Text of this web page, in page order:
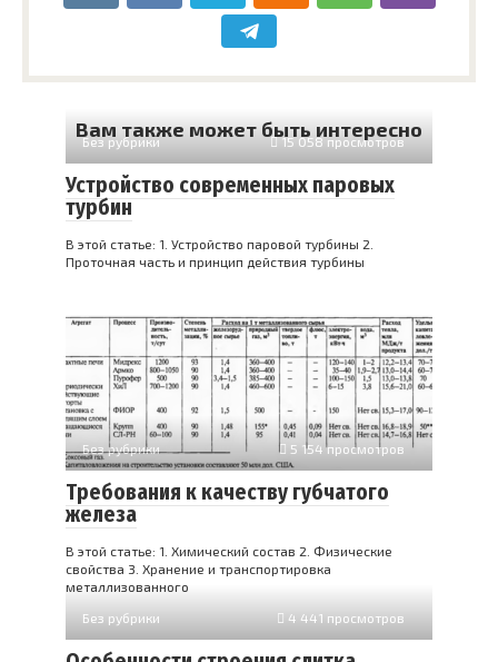
Вам также может быть интересно
Без рубрики 15 058 просмотров
Устройство современных паровых
турбин
В этой статье: 1. Устройство паровой турбины 2.
Проточная часть и принцип действия турбины
Без рубрики 5 154 просмотров
Требования к качеству губчатого
железа
В этой статье: 1. Химический состав 2. Физические
свойства 3. Хранение и транспортировка
металлизованного
Без рубрики
4 441 просмотров